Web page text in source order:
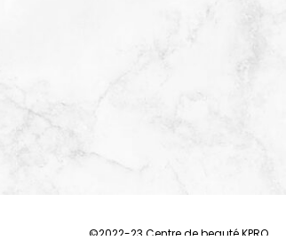
©2022-23 Centre de beauté KPRO